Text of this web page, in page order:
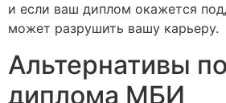
и если ваш диплом окажется
может разрушить вашу карьеру.
Альтернативы
диплома МБИ